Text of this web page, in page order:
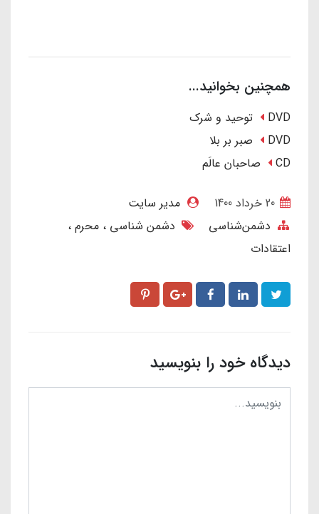
همچنین بخوانید...
DVD توحید و شرک
DVD صبر بر بلا
CD صاحبان عالَم
مدیر سایت
دشمن‌شناسی
دشمن شناسی محرم
اعتقادات
دیدگاه خود را بنویسید